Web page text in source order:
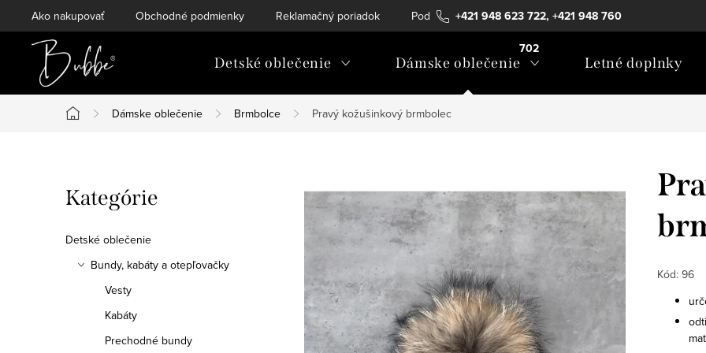
na
obsah
+421 948 623 722, +421 948 760
702
Ako nakupovať Obchodné podmienky Reklamačný poriadok Podmienky ochrany osobných údajov
Detské oblečenie Dámske oblečenie Letné doplnky
Domov
Dámske oblečenie Brmbolce Pravý kožušinkový brmbolec
o
č
n
Preskočiť
kategórie
Kategórie
Detské oblečenie
Bundy, kabáty a otepľovačky
Vesty
Kabáty
Prechodné bundy
Kód: 96